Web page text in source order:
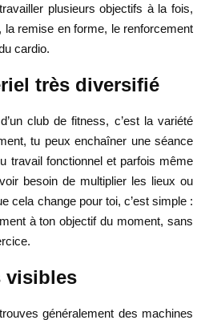
plusieurs objectifs à la fois,
remise en forme, le renforcement
cardio.
très diversifié
club de fitness, c’est la variété
tu peux enchaîner une séance
travail fonctionnel et parfois même
besoin de multiplier les lieux ou
cela change pour toi, c’est simple :
à ton objectif du moment, sans
visibles
généralement des machines